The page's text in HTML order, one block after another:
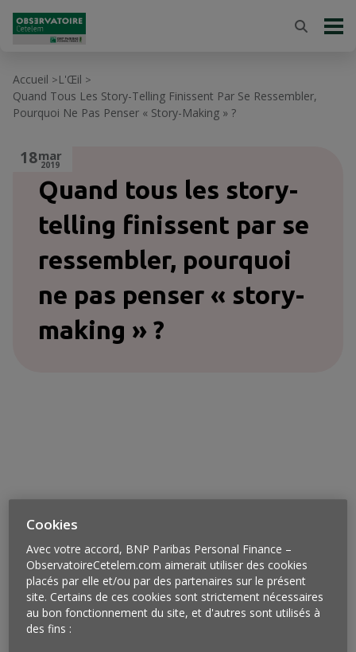
Accueil >L'Œil >
Quand Tous Les Story-Telling Finissent Par Se Ressembler,
Pourquoi Ne Pas Penser « Story-Making » ?
Quand tous les story-
telling finissent par se
ressembler, pourquoi
ne pas penser « story-
making » ?
18mar
2019
Vu à Genève
Cookies
Avec votre accord, BNP Paribas Personal Finance –
ObservatoireCetelem.com aimerait utiliser des cookies
placés par elle et/ou par des partenaires sur le présent
site. Certains de ces cookies sont strictement nécessaires
au bon fonctionnement du site, et d'autres sont utilisés à
des fins :